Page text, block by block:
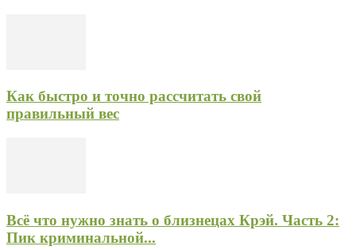
Как быстро и точно рассчитать свой
правильный вес
Всё что нужно знать о близнецах Крэй. Часть 2:
Пик криминальной...